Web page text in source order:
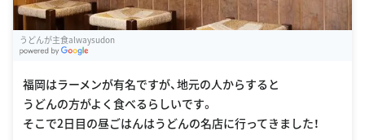
うどんが主食alwaysudon
福岡はラーメンが有名ですが、地元の人からすると
うどんの方がよく食べるらしいです。
そこで2日目の昼ごはんはうどんの名店に行ってきました！